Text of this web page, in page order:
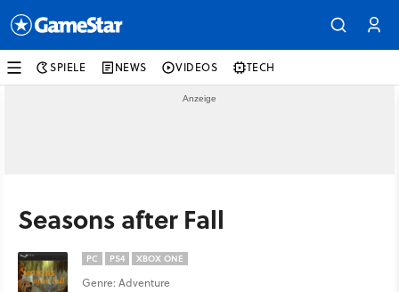
SPIELE NEWS VIDEOS TECH
Seasons after Fall
PC PS4 XBOX ONE
Genre: Adventure